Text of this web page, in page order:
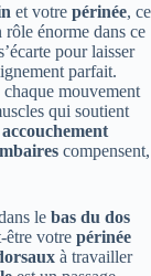
et votre périnée, ce
énorme dans ce
pour laisser
parfait.
mouvement
qui soutient
accouchement
compensent,
le bas du dos
être votre périnée
à travailler